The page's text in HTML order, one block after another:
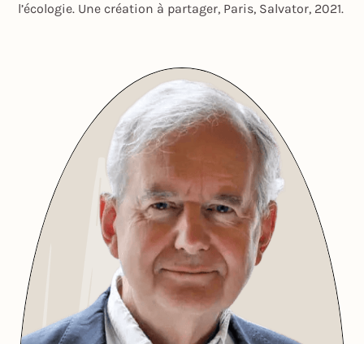
l’écologie. Une création à partager, Paris, Salvator, 2021.